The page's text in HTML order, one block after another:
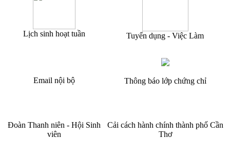
Lịch sinh hoạt tuần Tuyển dụng - Việc Làm
Email nội bộ Thông báo lớp chứng chỉ
Đoàn Thanh niên - Hội Sinh
viên
Cải cách hành chính thành phố Cần
Thơ